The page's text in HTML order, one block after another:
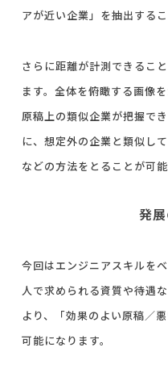
アが近い企業」を抽出する
さらに距離が計測できるこ
ます。全体を俯瞰する画像
原稿上の類似企業が把握で
に、想定外の企業と類似し
などの方法をとることが可能
発
今回はエンジニアスキルを
人で求められる資質や待遇
より、「効果のよい原稿／
可能になります。